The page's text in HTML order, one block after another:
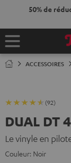
ACCESSOIRES
(92)
DUAL DT
Le vinyle en
Couleur: Noir